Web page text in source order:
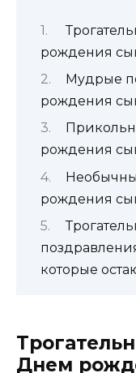
рождения
Мудрые
рождения
рождения
рождения
которые
Днем